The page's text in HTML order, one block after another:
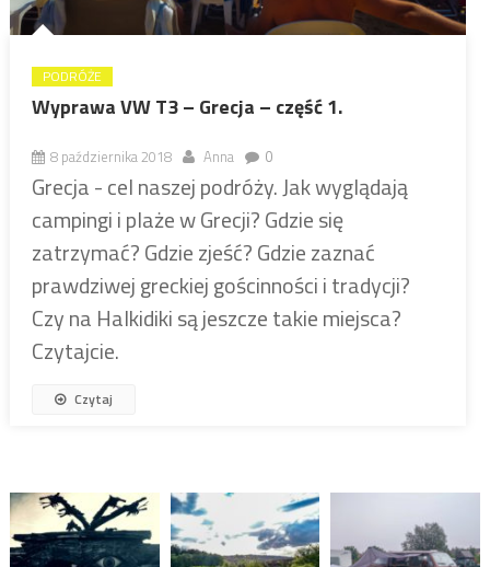
PODRÓŻE
Wyprawa VW T3 – Grecja – część 1.
8 października 2018 Anna 0
Grecja - cel naszej podróży. Jak wyglądają
campingi i plaże w Grecji? Gdzie się
zatrzymać? Gdzie zjeść? Gdzie zaznać
prawdziwej greckiej gościnności i tradycji?
Czy na Halkidiki są jeszcze takie miejsca?
Czytajcie.
Czytaj